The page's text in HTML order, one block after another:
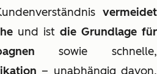
vermeidet
und ist die Grundlage für
sowie schnelle,
– unabhängig davon,